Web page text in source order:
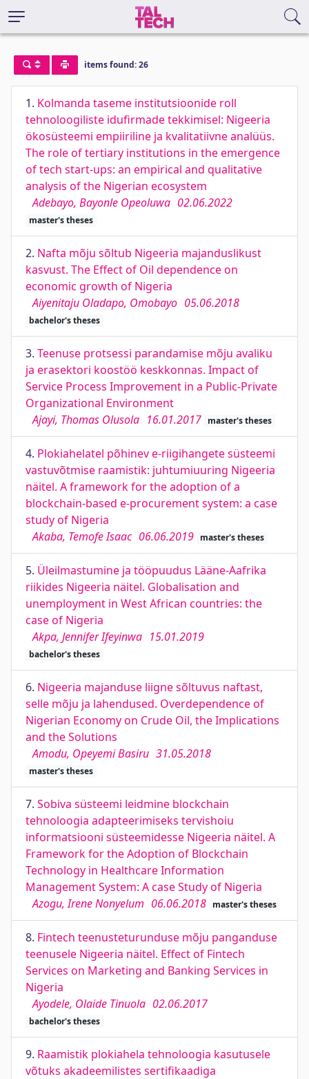
items found: 26
1. Kolmanda taseme institutsioonide roll
tehnoloogiliste idufirmade tekkimisel: Nigeeria
ökosüsteemi empiiriline ja kvalitatiivne analüüs.
The role of tertiary institutions in the emergence
of tech start-ups: an empirical and qualitative
analysis of the Nigerian ecosystem
Adebayo, Bayonle Opeoluwa 02.06.2022
master's theses
2. Nafta mõju sõltub Nigeeria majanduslikust
kasvust. The Effect of Oil dependence on
economic growth of Nigeria
Aiyenitaju Oladapo, Omobayo 05.06.2018
bachelor's theses
3. Teenuse protsessi parandamise mõju avaliku
ja erasektori koostöö keskkonnas. Impact of
Service Process Improvement in a Public-Private
Organizational Environment
Ajayi, Thomas Olusola 16.01.2017 master's theses
4. Plokiahelatel põhinev e-riigihangete süsteemi
vastuvõtmise raamistik: juhtumiuuring Nigeeria
näitel. A framework for the adoption of a
blockchain-based e-procurement system: a case
study of Nigeria
Akaba, Temofe Isaac 06.06.2019 master's theses
5. Üleilmastumine ja tööpuudus Lääne-Aafrika
riikides Nigeeria näitel. Globalisation and
unemployment in West African countries: the
case of Nigeria
Akpa, Jennifer Ifeyinwa 15.01.2019
bachelor's theses
6. Nigeeria majanduse liigne sõltuvus naftast,
selle mõju ja lahendused. Overdependence of
Nigerian Economy on Crude Oil, the Implications
and the Solutions
Amodu, Opeyemi Basiru 31.05.2018
master's theses
7. Sobiva süsteemi leidmine blockchain
tehnoloogia adapteerimiseks tervishoiu
informatsiooni süsteemidesse Nigeeria näitel. A
Framework for the Adoption of Blockchain
Technology in Healthcare Information
Management System: A case Study of Nigeria
Azogu, Irene Nonyelum 06.06.2018 master's theses
8. Fintech teenusteturunduse mõju panganduse
teenusele Nigeeria näitel. Effect of Fintech
Services on Marketing and Banking Services in
Nigeria
Ayodele, Olaide Tinuola 02.06.2017
bachelor's theses
9. Raamistik plokiahela tehnoloogia kasutusele
võtuks akadeemilistes sertifikaadiga